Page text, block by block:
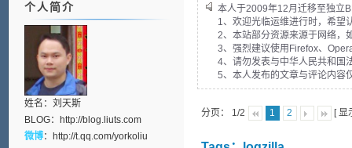
本人于2009年12月迁移至独立
1、欢迎光临运维进行时，希望
2、本站部分资源来源于网络，
3、强烈建议使用Firefox、
4、请勿发表与中华人民共和国
5、本人发布的文章与评论内容
分页： 1/2 1 2 [ 显
个人简介
姓名：刘天斯
BLOG： http://blog.liuts.com
微博： http://t.qq.com/yorkoliu